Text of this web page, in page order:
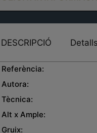
DESCRIPCIÓ
Autora:
Tècnica:
x Ample: